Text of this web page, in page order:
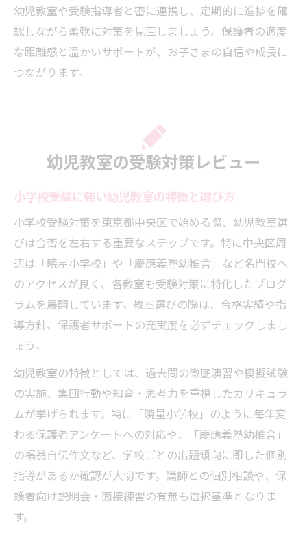
幼児教室や受験指導者と密に連携し、定期的に進捗を確
認しながら柔軟に対策を見直しましょう。保護者の適度
な距離感と温かいサポートが、お子さまの自信や成長に
つながります。
幼児教室の受験対策レビュー
小学校受験に強い幼児教室の特徴と選び方
小学校受験対策を東京都中央区で始める際、幼児教室選
びは合否を左右する重要なステップです。特に中央区周
辺は「暁星小学校」や「慶應義塾幼稚舎」など名門校へ
のアクセスが良く、各教室も受験対策に特化したプログ
ラムを展開しています。教室選びの際は、合格実績や指
導方針、保護者サポートの充実度を必ずチェックしまし
ょう。
幼児教室の特徴としては、過去問の徹底演習や模擬試験
の実施、集団行動や知育・思考力を重視したカリキュラ
ムが挙げられます。特に「暁星小学校」のように毎年変
わる保護者アンケートへの対応や、「慶應義塾幼稚舎」
の福翁自伝作文など、学校ごとの出題傾向に即した個別
指導があるか確認が大切です。講師との個別相談や、保
護者向け説明会・面接練習の有無も選択基準となりま
す。